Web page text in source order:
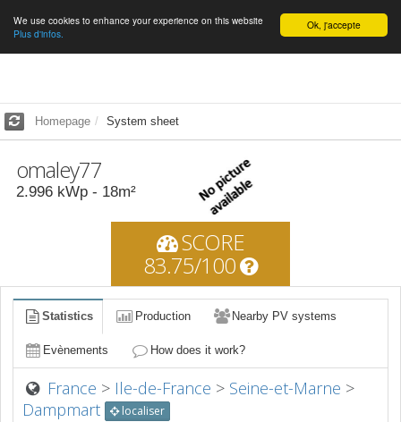
English Ok, j'accepte
We use cookies to enhance your experience on this website
Plus d'infos.
Homepage System sheet
omaley77
2.996 kWp - 18m²
SCORE
83.75/100
Statistics Production Nearby PV systems
Evènements How does it work?
France > Ile-de-France > Seine-et-Marne >
Dampmart
localiser